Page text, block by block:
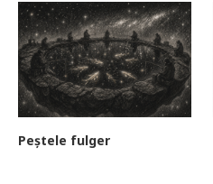
Peștele fulger